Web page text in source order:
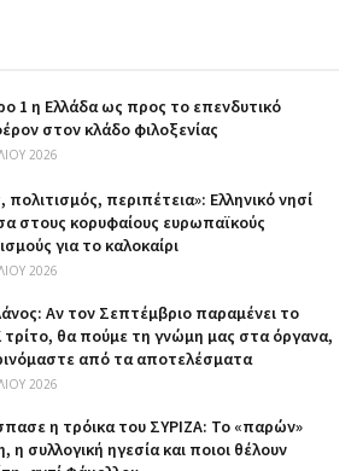
1 η Ελλάδα ως προς το επενδυτικό
στον κλάδο φιλοξενίας
2026
πολιτισμός, περιπέτεια»: Ελληνικό νησί
στους κορυφαίους ευρωπαϊκούς
για το καλοκαίρι
2026
Αν τον Σεπτέμβριο παραμένει το
θα πούμε τη γνώμη μας στα όργανα,
από τα αποτελέσματα
2026
η τρόικα του ΣΥΡΙΖΑ: Το «παρών»
η συλλογική ηγεσία και ποιοι θέλουν